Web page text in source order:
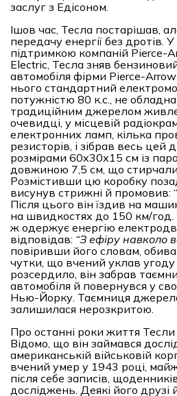
заслуг з Едісоном.
Ішов час, Тесла постарішав,
передачу енергії без дротів.
підтримкою компаній Pierce-
Electric, Тесла зняв
автомобіля фірми Pierce-Arrow
нього стандартний
потужністю 80 к.с., не
традиційним джерелом
очевидці, у місцевій
електронних ламп, кілька
резисторів, і зібрав весь цей
розмірами 60х30х15 см із
довжиною 7,5 см, що стирчали
Розмістивши цю коробку
висунув стрижні й промовив:
Після цього він їздив на
на швидкостях до 150 км/год.
ж одержує енергію
відповідав: “З ефіру навколо
повіривши його словам,
чутки, що вчений уклав
розсердило, він забрав
автомобіля й повернувся у
Нью-Йорку. Таємниця джерела
залишилася нерозкритою.
Про останні роки життя Тесли
Відомо, що він займався
американській військовій
вчений умер у 1943 році,
після себе записів,
досліджень. Деякі його друзі